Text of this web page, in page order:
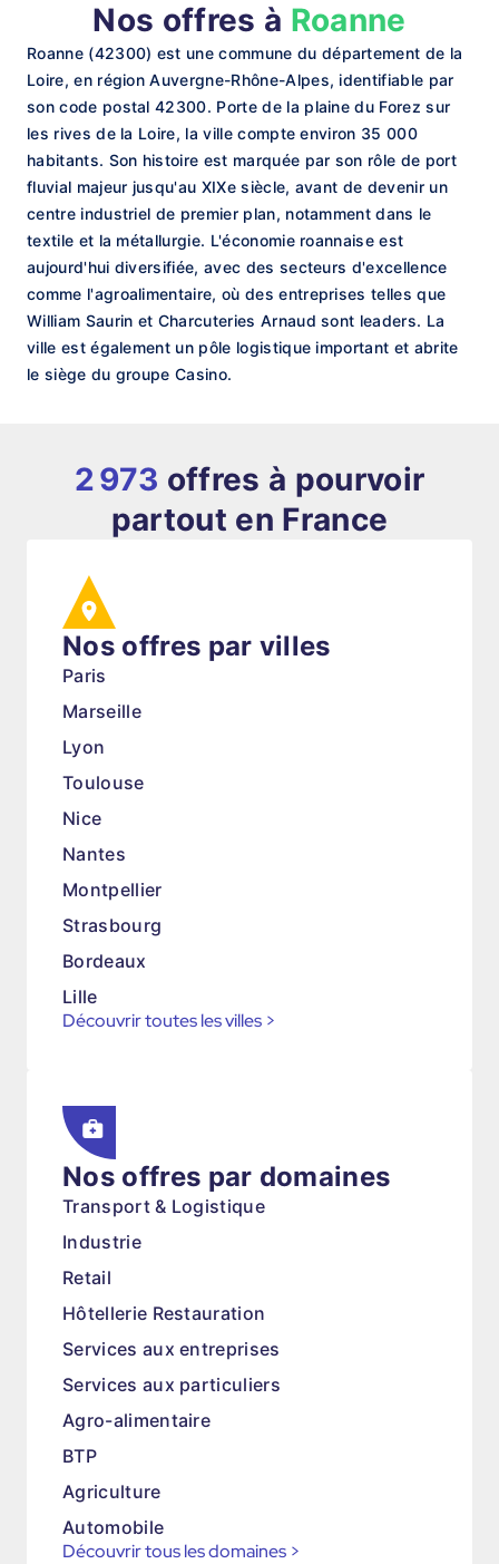
Nos offres à Roanne
Roanne (42300) est une commune du département de la
Loire, en région Auvergne-Rhône-Alpes, identifiable par
son code postal 42300. Porte de la plaine du Forez sur
les rives de la Loire, la ville compte environ 35 000
habitants. Son histoire est marquée par son rôle de port
fluvial majeur jusqu'au XIXe siècle, avant de devenir un
centre industriel de premier plan, notamment dans le
textile et la métallurgie. L'économie roannaise est
aujourd'hui diversifiée, avec des secteurs d'excellence
comme l'agroalimentaire, où des entreprises telles que
William Saurin et Charcuteries Arnaud sont leaders. La
ville est également un pôle logistique important et abrite
le siège du groupe Casino.
2 973 offres à pourvoir
partout en France
Nos offres par villes
Paris
Marseille
Lyon
Toulouse
Nice
Nantes
Montpellier
Strasbourg
Bordeaux
Lille
Découvrir toutes les villes >
Nos offres par domaines
Transport & Logistique
Industrie
Retail
Hôtellerie Restauration
Services aux entreprises
Services aux particuliers
Agro-alimentaire
BTP
Agriculture
Automobile
Découvrir tous les domaines >